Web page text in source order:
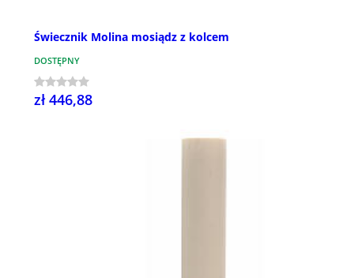
Świecznik Molina mosiądz z kolcem
DOSTĘPNY
zł 446,88